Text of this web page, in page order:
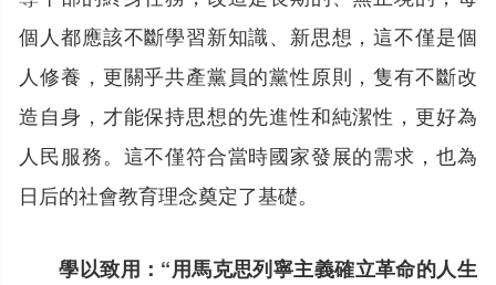
個人都應該不斷學習新知識、新思想，這不僅是個
人修養，更關乎共產黨員的黨性原則，隻有不斷改
造自身，才能保持思想的先進性和純潔性，更好為
人民服務。這不僅符合當時國家發展的需求，也為
日后的社會教育理念奠定了基礎。
學以致用：“用馬克思列寧主義確立革命的人生